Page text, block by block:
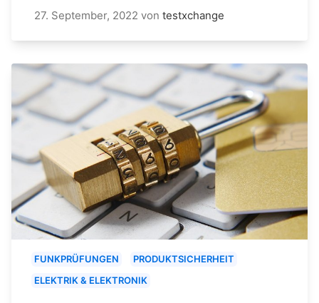
27. September, 2022 von testxchange
FUNKPRÜFUNGEN
PRODUKTSICHERHEIT
ELEKTRIK & ELEKTRONIK